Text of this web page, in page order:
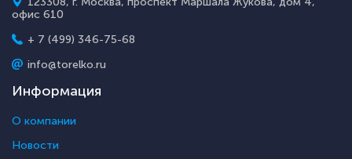
офис 610
+ 7 (499) 346-75-68
info@torelko.ru
Информация
О компании
Новости